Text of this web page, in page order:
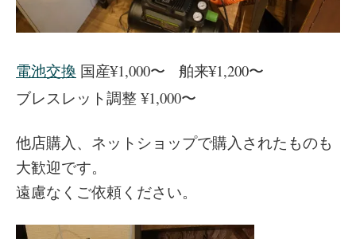
電池交換 国産¥1,000〜 舶来¥1,200〜
ブレスレット調整 ¥1,000〜
他店購入、ネットショップで購入されたものも
大歓迎です。
遠慮なくご依頼ください。